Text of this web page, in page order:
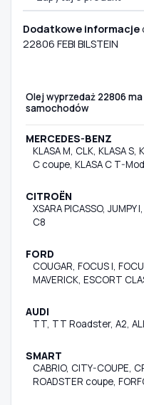
Dodatkowe informacje
22806 FEBI BILSTEIN
Olej wyprzedaż 22806
samochodów
MERCEDES-BENZ
KLASA M, CLK, KLASA S,
C coupe, KLASA C T-
CITROËN
XSARA PICASSO, JUMPY
C8
FORD
COUGAR, FOCUS I,
MAVERICK, ESCORT
AUDI
TT, TT Roadster, A2,
SMART
CABRIO, CITY-COUPE,
ROADSTER coupe,